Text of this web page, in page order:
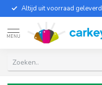
Altijd uit voorraad geleverd
MENU